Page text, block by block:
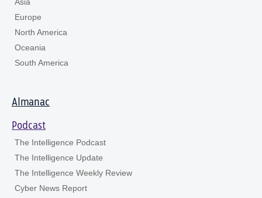
Europe
North America
Oceania
South America
Almanac
Podcast
The Intelligence Podcast
The Intelligence Update
The Intelligence Weekly Review
Cyber News Report